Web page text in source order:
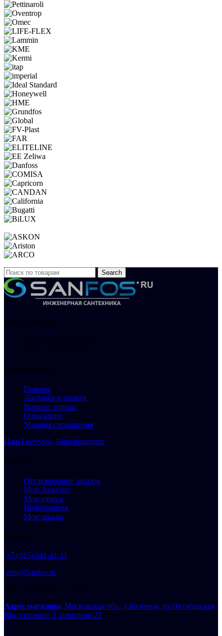
Search
ООО «ЛЮКСЭЛ»
ОГРН: 1117746559160
ИНН: 7729686983
ИНФОРМАЦИЯ
Главная
Доставка и оплата
Возврат товара
О магазине
Условия соглашения
Наш Facebook Наш Instagram
АККАУНТ
Отслеживание заказов
Мой Аккаунт
Мои адреса
Информация
Мои заказы
Контакты
+7 (925) 041-41-11
info@Sanfos.ru
Пн — Вс / 9:00 — 19:00
Адрес магазина: Московская обл., г.Коломна, ул.Октябрьская
88а, строение 3, павильон 21